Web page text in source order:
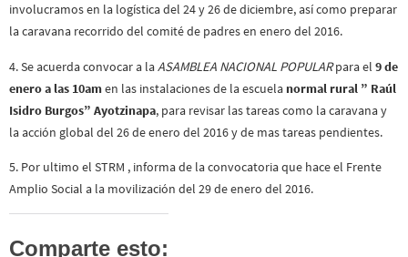
involucramos en la logística del 24 y 26 de diciembre, así como preparar
la caravana recorrido del comité de padres en enero del 2016.
4. Se acuerda convocar a laASAMBLEA NACIONAL POPULARpara el 9 de
enero a las 10amen las instalaciones de la escuela normal rural ” Raúl
Isidro Burgos” Ayotzinapa, para revisar las tareas como la caravana y
la acción global del 26 de enero del 2016 y de mas tareas pendientes.
5. Por ultimo el STRM , informa de la convocatoria que hace el Frente
Amplio Social a la movilización del 29 de enero del 2016.
Comparte esto: